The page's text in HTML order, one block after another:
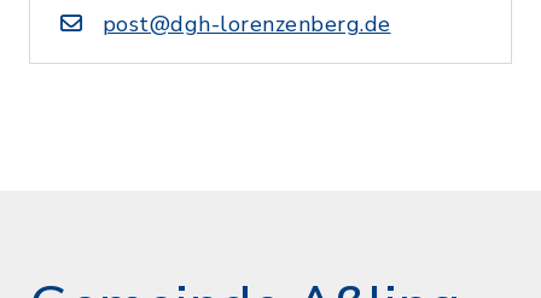
post@dgh-lorenzenberg.de